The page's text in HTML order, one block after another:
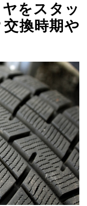
をスタッ
交換時期や